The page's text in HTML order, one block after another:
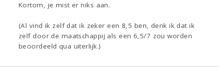
Kortom, je mist er niks aan.
(Al vind ik zelf dat ik zeker een 8,5 ben, denk ik dat ik
zelf door de maatschappij als een 6,5/7 zou worden
beoordeeld qua uiterlijk.)